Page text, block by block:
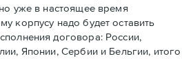
уже в настоящее время
корпусу надо будет оставить
договора: России,
Японии, Сербии и Бельгии, итого